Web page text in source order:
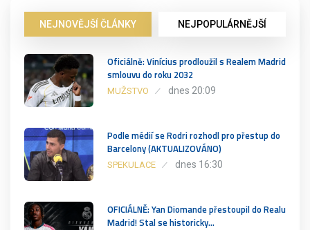
NEJNOVĚJŠÍ ČLÁNKY NEJPOPULÁRNĚJŠÍ
Oficiálně: Vinícius prodloužil s Realem Madrid
smlouvu do roku 2032
MUŽSTVO dnes 20:09
Podle médií se Rodri rozhodl pro přestup do
Barcelony (AKTUALIZOVÁNO)
SPEKULACE dnes 16:30
OFICIÁLNĚ: Yan Diomande přestoupil do Realu
Madrid! Stal se historicky…